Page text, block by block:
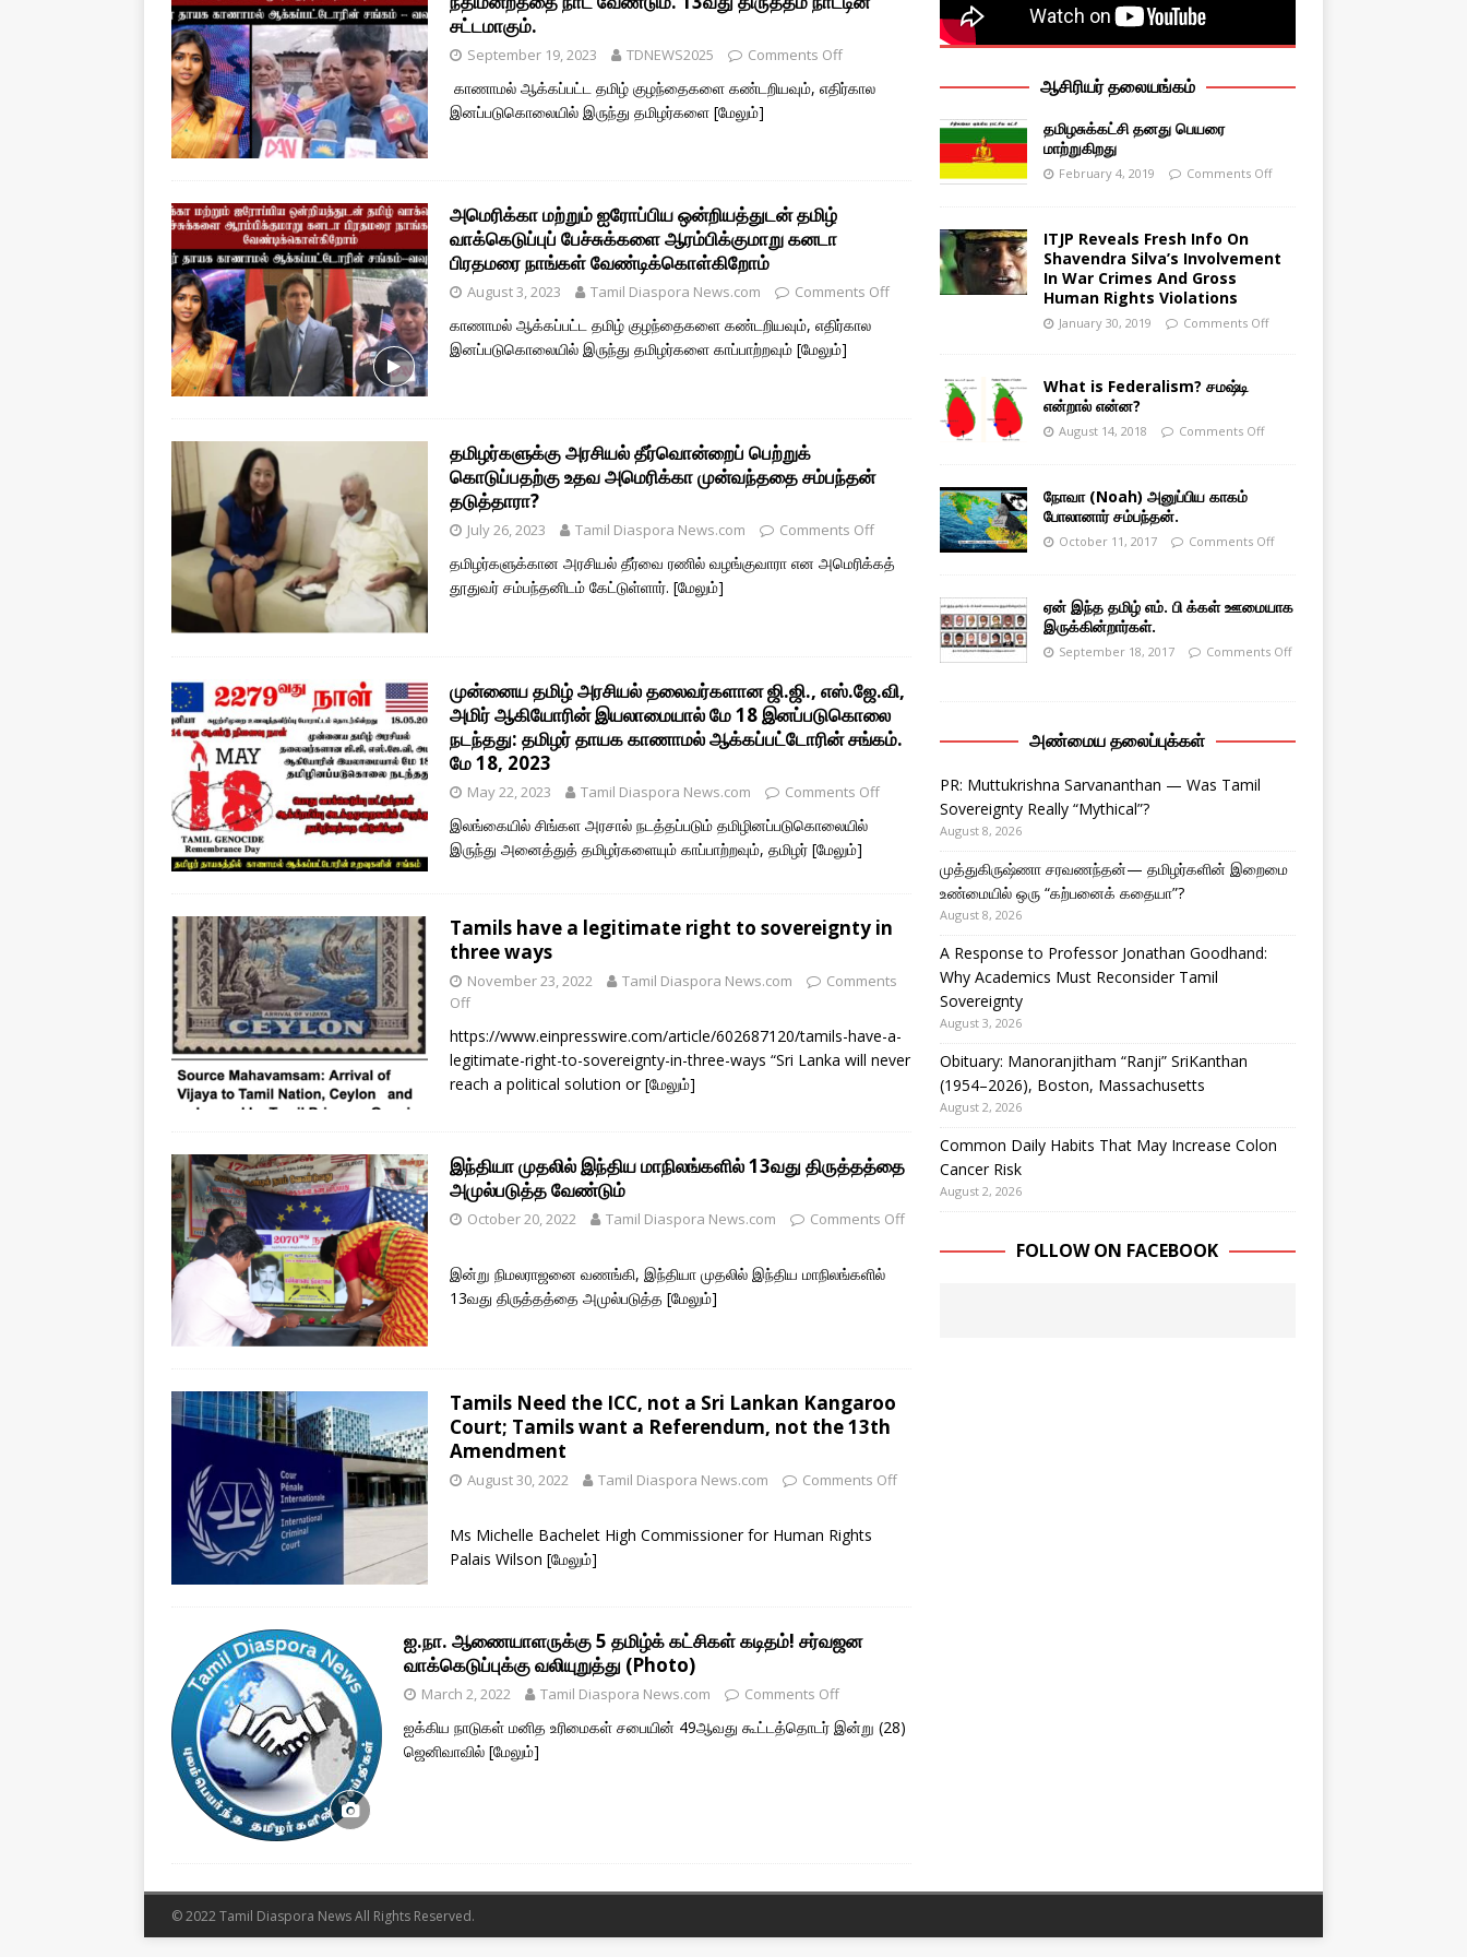
சட்டமாகும்.
September 19, 2023 TDNEWS2025 Comments Off
காணாமல் ஆக்கப்பட்ட தமிழ் குழந்தைகளை கண்டறியவும், எதிர்கால
இனப்படுகொலையில் இருந்து தமிழர்களை [மேலும்]
அமெரிக்கா மற்றும் ஐரோப்பிய ஒன்றியத்துடன் தமிழ்
வாக்கெடுப்புப் பேச்சுக்களை ஆரம்பிக்குமாறு கனடா
பிரதமரை நாங்கள் வேண்டிக்கொள்கிறோம்
August 3, 2023 Tamil Diaspora News.com Comments Off
காணாமல் ஆக்கப்பட்ட தமிழ் குழந்தைகளை கண்டறியவும், எதிர்கால
இனப்படுகொலையில் இருந்து தமிழர்களை காப்பாற்றவும் [மேலும்]
தமிழர்களுக்கு அரசியல் தீர்வொன்றைப் பெற்றுக்
கொடுப்பதற்கு உதவ அமெரிக்கா முன்வந்ததை சம்பந்தன்
தடுத்தாரா?
July 26, 2023 Tamil Diaspora News.com Comments Off
தமிழர்களுக்கான அரசியல் தீர்வை ரணில் வழங்குவாரா என அமெரிக்கத்
தூதுவர் சம்பந்தனிடம் கேட்டுள்ளார். [மேலும்]
முன்னைய தமிழ் அரசியல் தலைவர்களான ஜி.ஜி., எஸ்.ஜே.வி,
அமிர் ஆகியோரின் இயலாமையால் மே 18 இனப்படுகொலை
நடந்தது: தமிழர் தாயக காணாமல் ஆக்கப்பட்டோரின் சங்கம்.
மே 18, 2023
May 22, 2023 Tamil Diaspora News.com Comments Off
இலங்கையில் சிங்கள அரசால் நடத்தப்படும் தமிழினப்படுகொலையில்
இருந்து அனைத்துத் தமிழர்களையும் காப்பாற்றவும், தமிழர் [மேலும்]
Tamils have a legitimate right to sovereignty in
three ways
November 23, 2022 Tamil Diaspora News.com
Comments
Off
https://www.einpresswire.com/article/602687120/tamils-have-a-
legitimate-right-to-sovereignty-in-three-ways “Sri Lanka will never
reach a political solution or[மேலும்]
இந்தியா முதலில் இந்திய மாநிலங்களில் 13வது திருத்தத்தை
அமுல்படுத்த வேண்டும்
October 20, 2022 Tamil Diaspora News.com Comments Off
இன்று நிமலராஜனை வணங்கி, இந்தியா முதலில் இந்திய மாநிலங்களில்
13வது திருத்தத்தை அமுல்படுத்த [மேலும்]
Tamils Need the ICC, not a Sri Lankan Kangaroo
Court; Tamils want a Referendum, not the 13th
Amendment
August 30, 2022 Tamil Diaspora News.com Comments Off
Ms Michelle Bachelet High Commissioner for Human Rights
Palais Wilson [மேலும்]
ஐ.நா. ஆணையாளருக்கு 5 தமிழ்க் கட்சிகள் கடிதம்! சர்வஜன
வாக்கெடுப்புக்கு வலியுறுத்து (Photo)
March 2, 2022 Tamil Diaspora News.com Comments Off
ஐக்கிய நாடுகள் மனித உரிமைகள் சபையின் 49ஆவது கூட்டத்தொடர் இன்று (28)
ஜெனிவாவில் [மேலும்]
ஆசிரியர் தலையங்கம்
தமிழசுக்கட்சி தனது பெயரை
மாற்றுகிறது
February 4, 2019 Comments Off
ITJP Reveals Fresh Info On
Shavendra Silva’s Involvement
In War Crimes And Gross
Human Rights Violations
January 30, 2019 Comments Off
What is Federalism? சமஷ்டி
என்றால் என்ன?
August 14, 2018 Comments Off
நோவா (Noah) அனுப்பிய காகம்
போலானார் சம்பந்தன்.
October 11, 2017 Comments Off
ஏன் இந்த தமிழ் எம். பி க்கள் ஊமையாக
இருக்கின்றார்கள்.
September 18, 2017 Comments Off
அண்மைய தலைப்புக்கள்
PR: Muttukrishna Sarvananthan — Was Tamil
Sovereignty Really “Mythical”?
August 8, 2026
முத்துகிருஷ்ணா சரவணந்தன்— தமிழர்களின் இறைமை
உண்மையில் ஒரு “கற்பனைக் கதையா”?
August 8, 2026
A Response to Professor Jonathan Goodhand:
Why Academics Must Reconsider Tamil
Sovereignty
August 3, 2026
Obituary: Manoranjitham “Ranji” SriKanthan
(1954–2026), Boston, Massachusetts
August 2, 2026
Common Daily Habits That May Increase Colon
Cancer Risk
August 2, 2026
FOLLOW ON FACEBOOK
© 2022 Tamil Diaspora News All Rights Reserved.